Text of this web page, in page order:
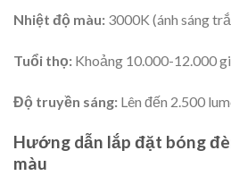
Nhiệt độ màu: 3000K (ánh sáng
Tuổi thọ: Khoảng 10.000-12.000
Độ truyền sáng: Lên đến 2.500
Hướng dẫn lắp đặt bóng
màu